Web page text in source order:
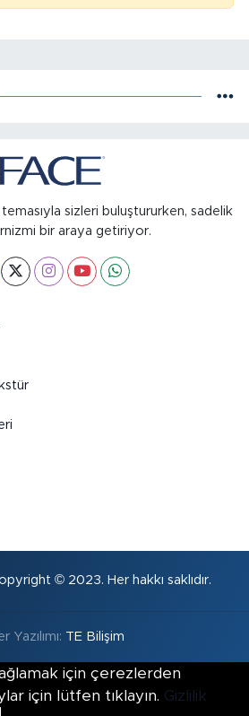
sizleri buluştururken, sadelik
bir araya getiriyor.
© 2023. Her hakkı saklıdır.
Yazılımı: TE Bilişim
için çerezlerden
için lütfen tıklayın. Gizlilik